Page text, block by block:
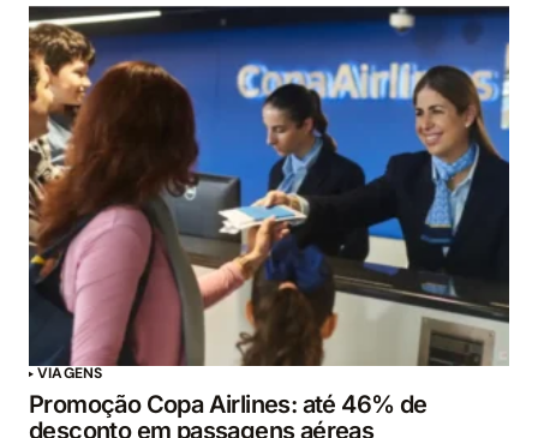
VIAGENS
Promoção Copa Airlines: até 46% de
desconto em passagens aéreas